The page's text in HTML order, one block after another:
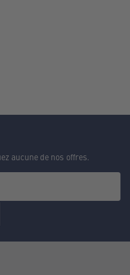
aucune de nos offres.